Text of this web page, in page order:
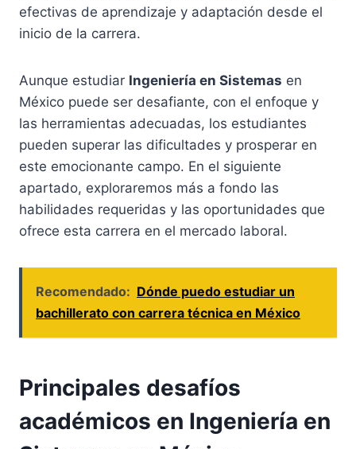
efectivas de aprendizaje y adaptación desde el
inicio de la carrera.
Aunque estudiar Ingeniería en Sistemas en
México puede ser desafiante, con el enfoque y
las herramientas adecuadas, los estudiantes
pueden superar las dificultades y prosperar en
este emocionante campo. En el siguiente
apartado, exploraremos más a fondo las
habilidades requeridas y las oportunidades que
ofrece esta carrera en el mercado laboral.
Recomendado: Dónde puedo estudiar un
bachillerato con carrera técnica en México
Principales desafíos
académicos en Ingeniería en